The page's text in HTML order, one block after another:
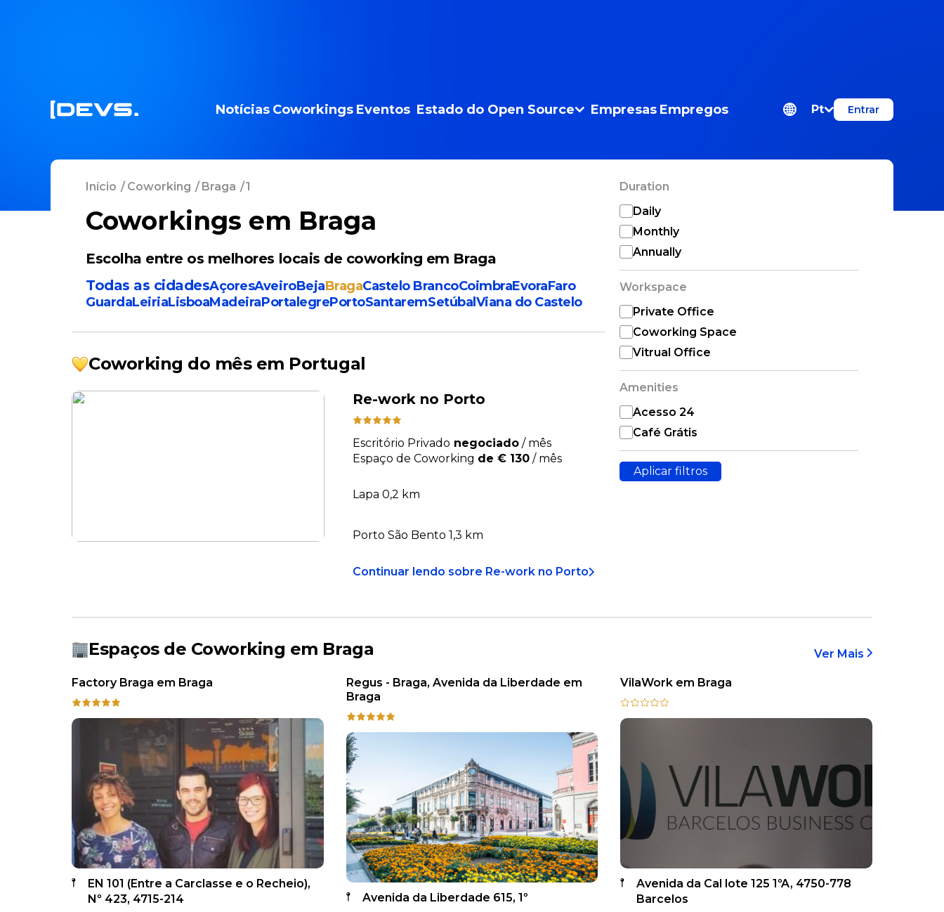
Notícias Coworkings Eventos Estado do Open Source Empresas Empregos Pt Entrar
Início /Coworking / Braga /1
Coworkings em Braga
Escolha entre os melhores locais de coworking em Braga
Todas as cidadesAçoresAveiroBejaBragaCastelo BrancoCoimbraEvoraFaro
GuardaLeiriaLisboaMadeiraPortalegrePortoSantaremSetúbal Viana do Castelo
Coworking do mês em Portugal
Re-work no Porto
Escritório Privado negociado / mês
Espaço de Coworking de € 130 / mês
Lapa 0,2 km
Porto São Bento 1,3 km
Continuar lendo sobre Re-work no Porto
Duration
Daily
Monthly
Annually
Workspace
Private Office
Coworking Space
Vitrual Office
Amenities
Acesso 24
Café Grátis
Aplicar filtros
Espaços de Coworking em Braga Ver Mais
Factory Braga em Braga
EN 101 (Entre a Carclasse e o Recheio),
Nº 423, 4715-214
Regus - Braga, Avenida da Liberdade em
Braga
Avenida da Liberdade 615, 1º
VilaWork em Braga
Avenida da Cal lote 125 1ºA, 4750-778
Barcelos